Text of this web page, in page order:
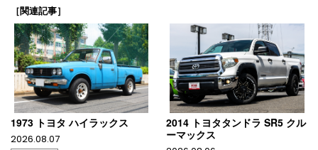
［関連記事］
1973 トヨタ ハイラックス
2026.08.07
2014 トヨタタンドラ SR5 クル
ーマックス